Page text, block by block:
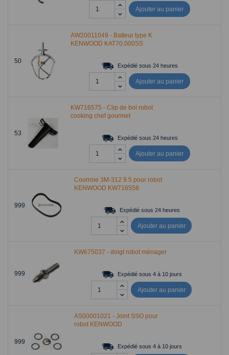
Ajouter au panier
50
AW20011049 - Batteur type K
KENWOOD KAT70.000SS
Expédié sous 24 heures
Ajouter au panier
53
KW716575 - Clip de bol robot
cooking chef gourmet
Expédié sous 24 heures
Ajouter au panier
999
Courroie 3M-312 9.5 pour robot
KENWOOD KW716558
Expédié sous 24 heures
Ajouter au panier
999
KW675037 - doigt robot ménager
Expédié sous 4 à 10 jours
Ajouter au panier
999
AS00001021 - Joint SSO pour
robot KENWOOD
Expédié sous 4 à 10 jours